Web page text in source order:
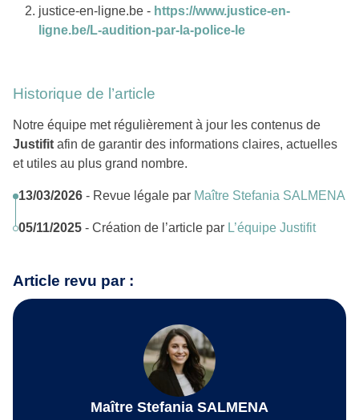
justice-en-ligne.be - https://www.justice-en-
ligne.be/L-audition-par-la-police-le
Historique de l’article
Notre équipe met régulièrement à jour les contenus de
Justifit afin de garantir des informations claires, actuelles
et utiles au plus grand nombre.
13/03/2026 - Revue légale par Maître Stefania SALMENA
05/11/2025 - Création de l’article par L’équipe Justifit
Article revu par :
Maître Stefania SALMENA